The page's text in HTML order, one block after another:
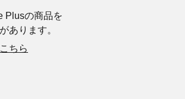
Plusの商品を
あります。
ちら